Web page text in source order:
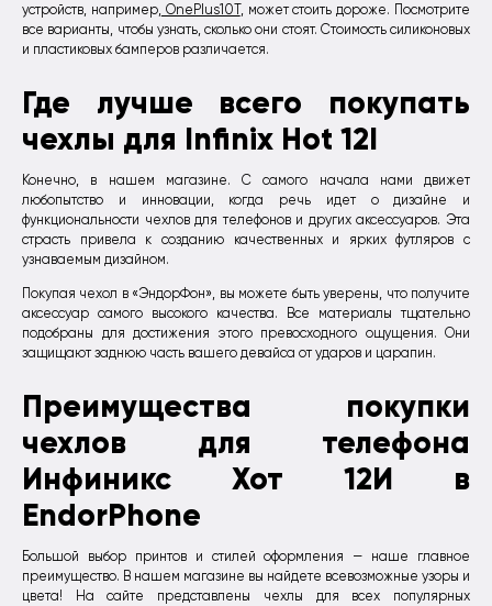
устройств, например, OnePlus10T, может стоить дороже. Посмотрите
все варианты, чтобы узнать, сколько они стоят. Стоимость силиконовых
и пластиковых бамперов различается.
Где лучше всего покупать
чехлы для Infinix Hot 12I
Конечно, в нашем магазине. С самого начала нами движет
любопытство и инновации, когда речь идет о дизайне и
функциональности чехлов для телефонов и других аксессуаров. Эта
страсть привела к созданию качественных и ярких футляров с
узнаваемым дизайном.
Покупая чехол в «ЭндорФон», вы можете быть уверены, что получите
аксессуар самого высокого качества. Все материалы тщательно
подобраны для достижения этого превосходного ощущения. Они
защищают заднюю часть вашего девайса от ударов и царапин.
Преимущества покупки
чехлов для телефона
Инфиникс Хот 12И в
EndorPhone
Большой выбор принтов и стилей оформления — наше главное
преимущество. В нашем магазине вы найдете всевозможные узоры и
цвета! На сайте представлены чехлы для всех популярных